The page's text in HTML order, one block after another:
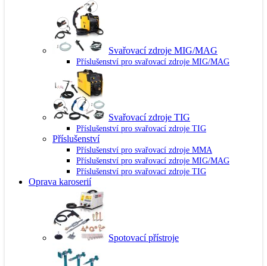
Svařovací zdroje MIG/MAG
Příslušenství pro svařovací zdroje MIG/MAG
Svařovací zdroje TIG
Příslušenství pro svařovací zdroje TIG
Příslušenství
Příslušenství pro svařovací zdroje MMA
Příslušenství pro svařovací zdroje MIG/MAG
Příslušenství pro svařovací zdroje TIG
Oprava karoserií
Spotovací přístroje